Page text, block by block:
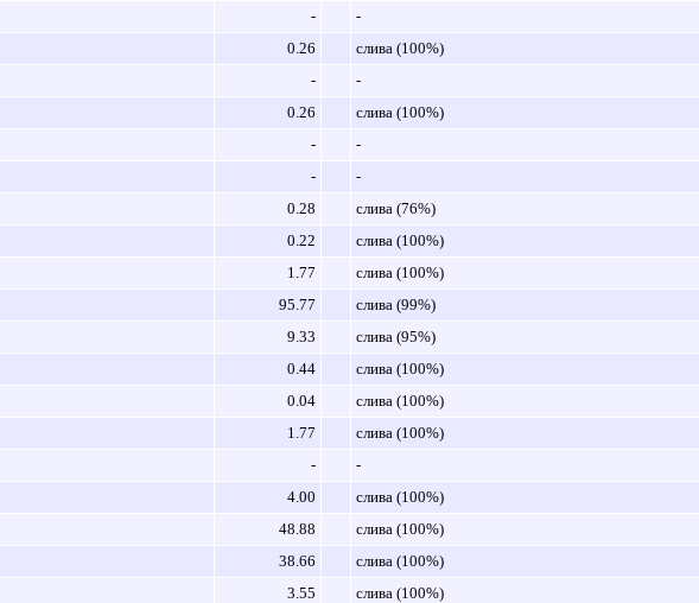
-
-
0.26
слива (100%)
-
-
0.26
слива (100%)
-
-
-
-
0.28
слива (76%)
0.22
слива (100%)
1.77
слива (100%)
95.77
слива (99%)
9.33
слива (95%)
0.44
слива (100%)
0.04
слива (100%)
1.77
слива (100%)
-
-
4.00
слива (100%)
48.88
слива (100%)
38.66
слива (100%)
3.55
слива (100%)